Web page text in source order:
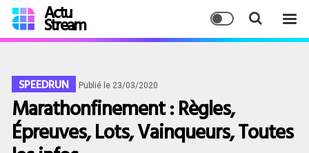
Actu
Stream
SPEEDRUN Publié le 23/03/2020
Marathonfinement : Règles,
Épreuves, Lots, Vainqueurs, Toutes